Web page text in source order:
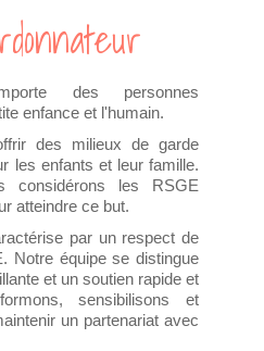
des personnes
enfance et l'humain.
des milieux de garde
les enfants et leur famille.
considérons les RSGE
atteindre ce but.
par un respect de
Notre équipe se distingue
et un soutien rapide et
sensibilisons et
un partenariat avec